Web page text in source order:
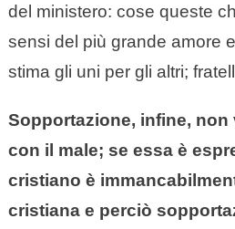
del ministero: cose queste
sensi del più grande amore
stima gli uni per gli altri;
Sopportazione, infine,
con il male; se essa è
cristiano è
cristiana e perciò